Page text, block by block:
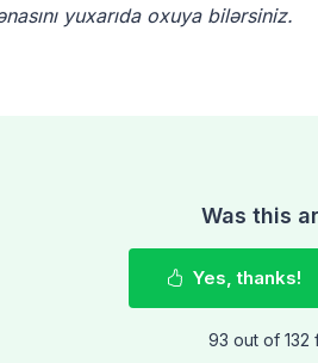
yuxarıda oxuya bilərsiniz.
Was this
Yes, thanks!
93 out of 132